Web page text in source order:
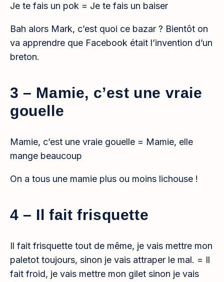
Je te fais un pok = Je te fais un baiser
Bah alors Mark, c’est quoi ce bazar ? Bientôt on
va apprendre que Facebook était l’invention d’un
breton.
3 – Mamie, c’est une vraie
gouelle
Mamie, c’est une vraie gouelle = Mamie, elle
mange beaucoup
On a tous une mamie plus ou moins lichouse !
4 – Il fait frisquette
Il fait frisquette tout de même, je vais mettre mon
paletot toujours, sinon je vais attraper le mal. = Il
fait froid, je vais mettre mon gilet sinon je vais